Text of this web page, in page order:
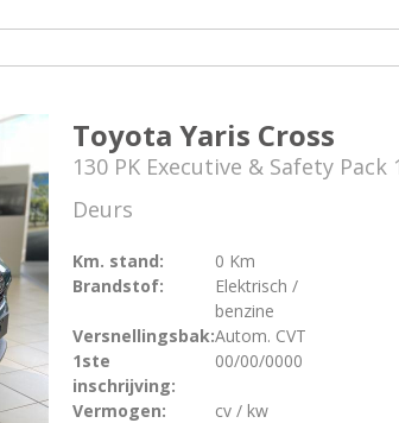
Toyota Yaris Cross
130 PK Executive & Safety
Deurs
Km. stand:
0 Km
Brandstof:
Elektrisch /
benzine
Versnellingsbak:Autom. CVT
1ste
inschrijving:
00/00/0000
Vermogen:
cv / kw